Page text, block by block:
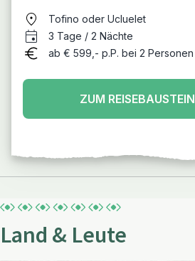
Tofino oder Ucluelet
3 Tage / 2 Nächte
ab € 599,- p.P. bei 2 Personen
ZUM REISEBAUSTEIN
Land & Leute